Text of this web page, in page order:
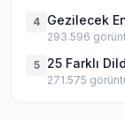
4 Gezilecek
293.596
5 25 Farklı
271.575